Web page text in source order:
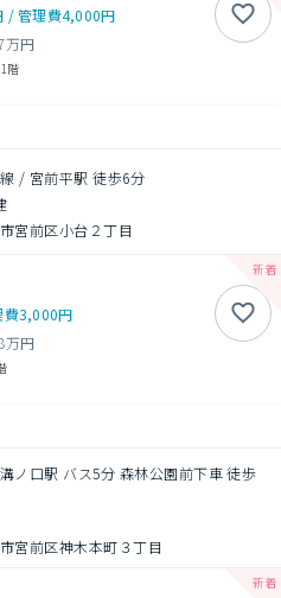
/管理費4,000円
万円
1階
/ 宮前平駅 徒歩6分
宮前区小台２丁目
費3,000円
万円
ノ口駅 バス5分 森林公園前下車 徒歩
宮前区神木本町３丁目